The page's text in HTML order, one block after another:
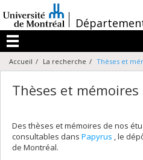
au
contenu
/
Menu
Accueil La recherche Thèses et
Thèses et mémoires
Des thèses et mémoires de nos
consultables dans Papyrus , le
de Montréal.